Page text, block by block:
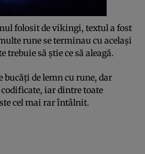
folosit de vikingi, textul a fost
rune se terminau cu acelaşi
trebuie să ştie ce să aleagă.
bucăţi de lemn cu rune, dar
iar dintre toate
cel mai rar întâlnit.